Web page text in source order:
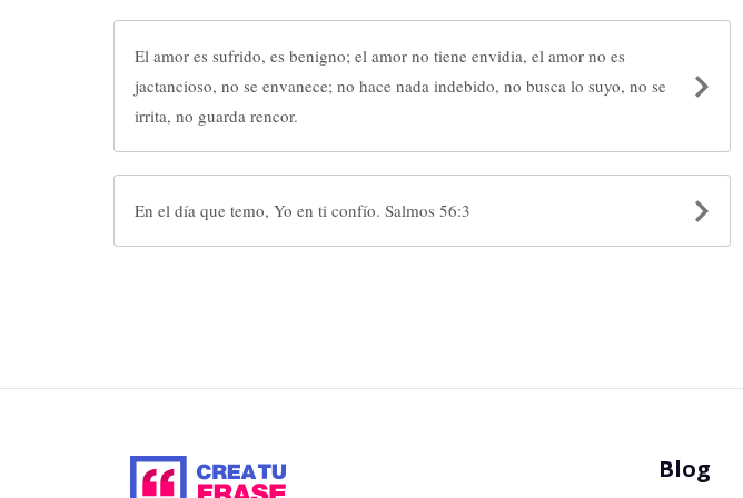
El amor es sufrido, es benigno; el amor no tiene envidia, el amor no es
jactancioso, no se envanece; no hace nada indebido, no busca lo suyo, no se
irrita, no guarda rencor.
En el día que temo, Yo en ti confío. Salmos 56:3
Blog